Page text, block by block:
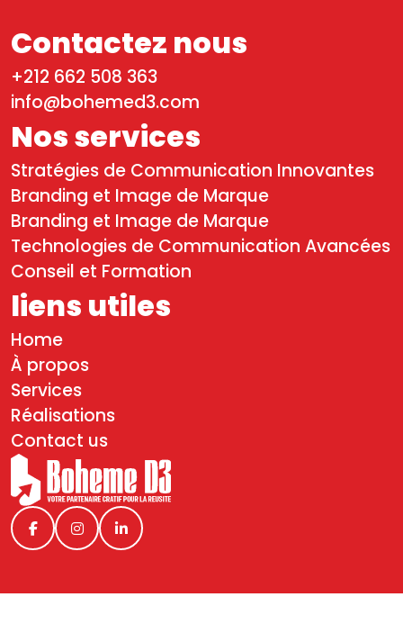
liens utiles
Home
À propos
Services
Réalisations
Contact us
Nos services
Stratégies de Communication Innovantes
Branding et Image de Marque
Branding et Image de Marque
Technologies de Communication Avancées
Conseil et Formation
Contactez nous
+212 662 508 363
info@bohemed3.com